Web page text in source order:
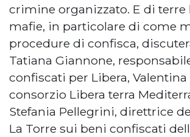
crimine organizzato. E di terre
mafie, in particolare di come
procedure di confisca,
Tatiana Giannone,
confiscati per Libera, Valentina
consorzio Libera terra
Stefania Pellegrini, direttrice
La Torre sui beni confiscati